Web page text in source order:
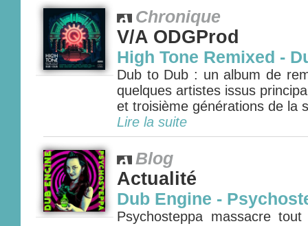
Chronique
V/A ODGProd
High Tone Remixed -
Dub to Dub : un album de
quelques artistes issus
et troisième générations de la
Lire la suite
Blog
Actualité
Dub Engine -
Psychosteppa massacre